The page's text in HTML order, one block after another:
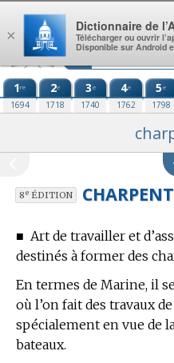
Aller au contenu
1re
1694
2e
1718
3e
1740
4e
1762
5e
1798
8eÉDITION
■ Art de travailler et
destinés à former des
En termes de Marine, il
où l’on fait des travaux
spécialement en vue de
bateaux.
×
Dictionnaire de
Télécharger ou ouvrir
Disponible sur Android